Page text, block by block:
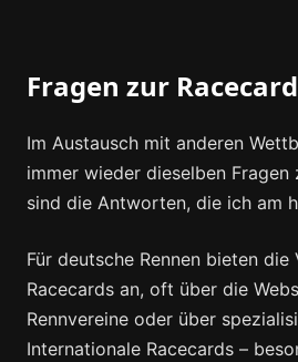
Fragen zur Racecard
Im Austausch mit anderen
immer wieder dieselben Fragen
sind die Antworten, die ich am
Für deutsche Rennen bieten
Racecards an, oft über die
Rennvereine oder über
Internationale Racecards –